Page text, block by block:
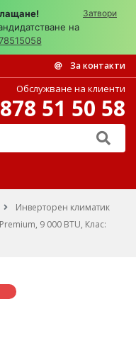
на
Затвори
За контакти
Обслужване на клиенти
51 50 58
Инверторен климатик
9 000 BTU, Клас: